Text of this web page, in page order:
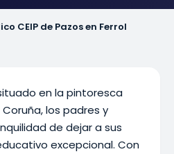
CEIP de Pazos en Ferrol
en la pintoresca
los padres y
de dejar a sus
excepcional. Con